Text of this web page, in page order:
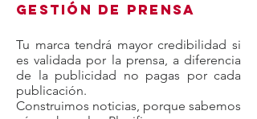
Gestión de Prensa
Tu marca tendrá mayor credibilidad si
es validada por la prensa, a diferencia
de la publicidad no pagas por cada
publicación.
Construimos noticias, porque sabemos